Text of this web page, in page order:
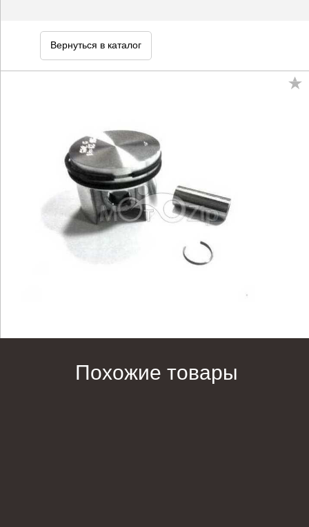
Вернуться в каталог
Похожие товары